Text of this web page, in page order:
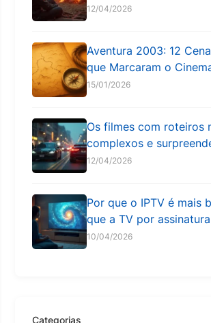
12/04/2026
Aventura 2003: 12
que Marcaram o
15/01/2026
Os filmes com roteiros
complexos e
12/04/2026
Por que o IPTV é mais
que a TV por assinatura
10/04/2026
Categorias